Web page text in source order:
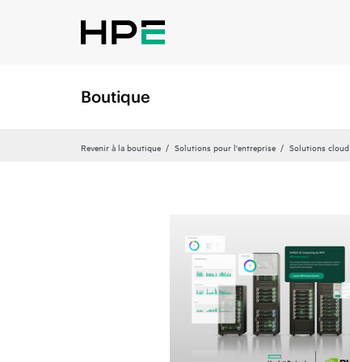
Boutique
Revenir à la boutique Solutions pour l'entreprise Solutions cloud